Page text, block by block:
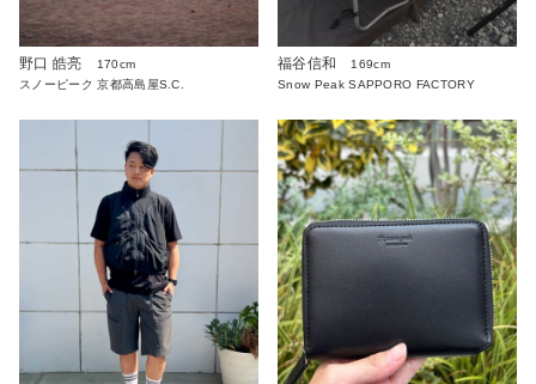
野口 皓亮
170cm
スノーピーク 京都高島屋S.C.
福谷信和
169cm
Snow Peak SAPPORO FACTORY